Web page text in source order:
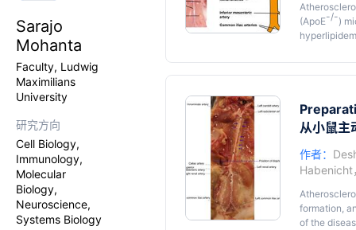
Sarajo
Mohanta
Faculty, Ludwig
Maximilians
University
研究方向
Cell Biology,
Immunology,
Molecular
Biology,
Neuroscience,
Systems Biology
(ApoE-/-)
age, the
addressed
从小鼠主
作者：
Habenicht
formation,
of the